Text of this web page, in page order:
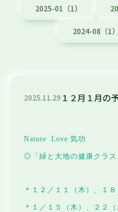
2025-01（1）
2024-08（1）
2025.11.29 １２月１月の
Nature Love 気功
◎「緑と大地の健康クラス
＊１２／１１（木）、１８
＊１／１５（木）、２２（